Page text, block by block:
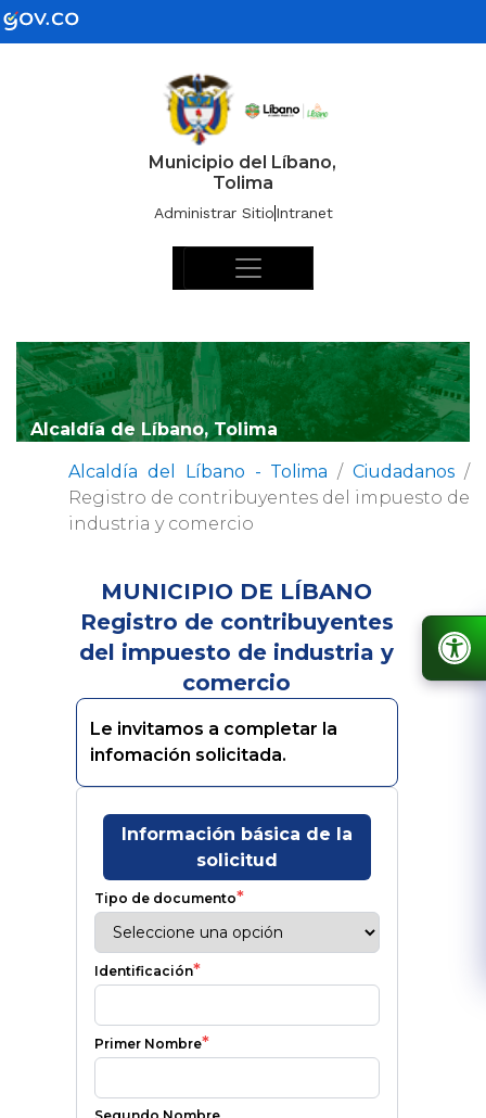
Municipio del Líbano,
Tolima
Administrar SitioIntranet
Alcaldía de Líbano, Tolima
Alcaldía del Líbano - Tolima /Ciudadanos /
Registro de contribuyentes del impuesto de
industria y comercio